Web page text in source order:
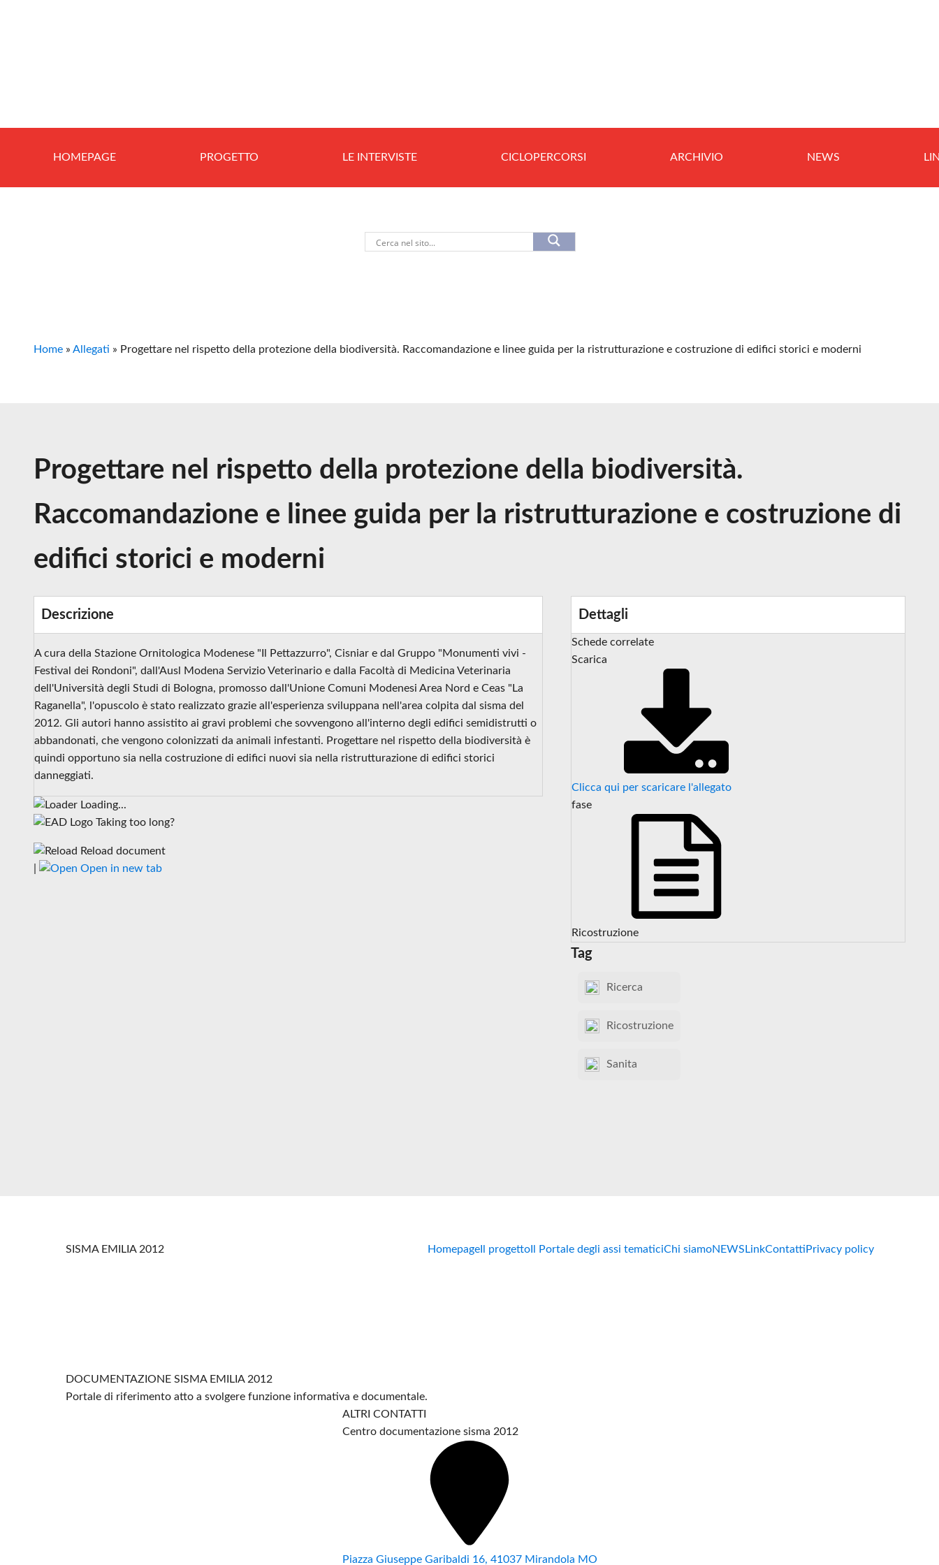
HOMEPAGE PROGETTO LE INTERVISTE CICLOPERCORSI ARCHIVIO NEWS
Home » Allegati » Progettare nel rispetto della protezione della biodiversità. Raccomandazione e linee guida per la ristrutturazione e costruzione di edifici storici e moderni
Progettare nel rispetto della protezione della biodiversità.
Raccomandazione e linee guida per la ristrutturazione e costruzione di
edifici storici e moderni
Descrizione
A cura della Stazione Ornitologica Modenese "Il Pettazzurro", Cisniar e dal Gruppo "Monumenti vivi -
Festival dei Rondoni", dall'Ausl Modena Servizio Veterinario e dalla Facoltà di Medicina Veterinaria
dell'Università degli Studi di Bologna, promosso dall'Unione Comuni Modenesi Area Nord e Ceas "La
Raganella", l'opuscolo è stato realizzato grazie all'esperienza sviluppana nell'area colpita dal sisma del
2012. Gli autori hanno assistito ai gravi problemi che sovvengono all'interno degli edifici semidistrutti o
abbandonati, che vengono colonizzati da animali infestanti. Progettare nel rispetto della biodiversità è
quindi opportuno sia nella costruzione di edifici nuovi sia nella ristrutturazione di edifici storici
danneggiati.
Loading...
Taking too long?
Reload document
Open in new tab
Dettagli
Schede correlate
Scarica
Clicca qui per scaricare l'allegato
fase
Ricostruzione
Tag
Ricerca
Ricostruzione
Sanita
SISMA EMILIA 2012
DOCUMENTAZIONE SISMA EMILIA 2012
Portale di riferimento atto a svolgere funzione informativa e documentale.
HomepageIl progettoIl Portale degli assi tematiciChi siamoNEWS LinkContatti Privacy policy
ALTRI CONTATTI
Centro documentazione sisma 2012
Piazza Giuseppe Garibaldi 16, 41037 Mirandola MO